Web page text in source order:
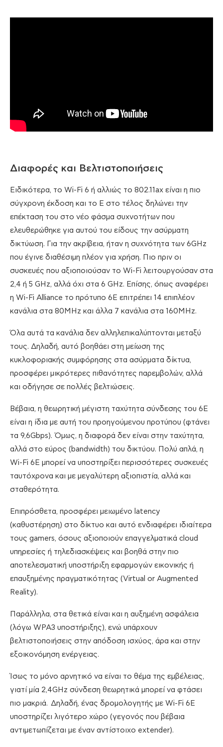
Διαφορές και Βελτιστοποιήσεις
Ειδικότερα, το Wi-Fi 6 ή αλλιώς το 802.11ax είναι η πιο
σύγχρονη έκδοση και το E στο τέλος δηλώνει την
επέκταση του στο νέο φάσμα συχνοτήτων που
ελευθερώθηκε για αυτού του είδους την ασύρματη
δικτύωση. Για την ακρίβεια, ήταν η συχνότητα των 6GHz
που έγινε διαθέσιμη πλέον για χρήση. Πιο πριν οι
συσκευές που αξιοποιούσαν το Wi-Fi λειτουργούσαν στα
2,4 ή 5 GHz, αλλά όχι στα 6 GHz. Επίσης, όπως αναφέρει
η Wi-Fi Alliance το πρότυπο 6E επιτρέπει 14 επιπλέον
κανάλια στα 80MHz και άλλα 7 κανάλια στα 160MHz.
Όλα αυτά τα κανάλια δεν αλληλεπικαλύπτονται μεταξύ
τους. Δηλαδή, αυτό βοηθάει στη μείωση της
κυκλοφοριακής συμφόρησης στα ασύρματα δίκτυα,
προσφέρει μικρότερες πιθανότητες παρεμβολών, αλλά
και οδήγησε σε πολλές βελτιώσεις.
Βέβαια, η θεωρητική μέγιστη ταχύτητα σύνδεσης του 6E
είναι η ίδια με αυτή του προηγούμενου προτύπου (φτάνει
τα 9,6Gbps). Όμως, η διαφορά δεν είναι στην ταχύτητα,
αλλά στο εύρος (bandwidth) του δικτύου. Πολύ απλά, η
Wi-Fi 6E μπορεί να υποστηρίξει περισσότερες συσκευές
ταυτόχρονα και με μεγαλύτερη αξιοπιστία, αλλά και
σταθερότητα.
Επιπρόσθετα, προσφέρει μειωμένο latency
(καθυστέρηση) στο δίκτυο και αυτό ενδιαφέρει ιδιαίτερα
τους gamers, όσους αξιοποιούν επαγγελματικά cloud
υπηρεσίες ή τηλεδιασκέψεις και βοηθά στην πιο
αποτελεσματική υποστήριξη εφαρμογών εικονικής ή
επαυξημένης πραγματικότητας (Virtual or Augmented
Reality).
Παράλληλα, στα θετικά είναι και η αυξημένη ασφάλεια
(λόγω WPA3 υποστήριξης), ενώ υπάρχουν
βελτιστοποιήσεις στην απόδοση ισχύος, άρα και στην
εξοικονόμηση ενέργειας.
Ίσως το μόνο αρνητικό να είναι το θέμα της εμβέλειας,
γιατί μία 2,4GHz σύνδεση θεωρητικά μπορεί να φτάσει
πιο μακριά. Δηλαδή, ένας δρομολογητής με Wi-Fi 6E
υποστηρίζει λιγότερο χώρο (γεγονός που βέβαια
αντιμετωπίζεται με έναν αντίστοιχο extender).